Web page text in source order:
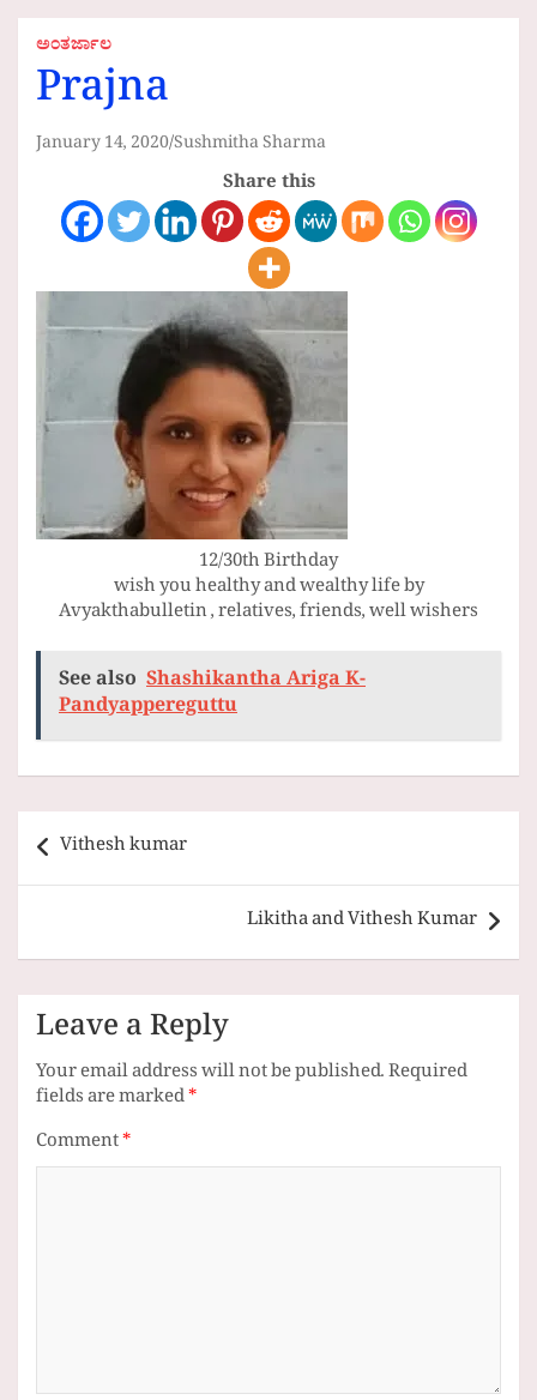
ಅಂತರ್ಜಾಲ
Prajna
January 14, 2020Sushmitha Sharma
Share this
12/30th Birthday
wish you healthy and wealthy life by
Avyakthabulletin , relatives, friends, well wishers
See also Shashikantha Ariga K-
Pandyappereguttu
Post
navigation
Vithesh kumar
Likitha and Vithesh Kumar
Leave a Reply
Your email address will not be published.Required
fields are marked*
Comment*